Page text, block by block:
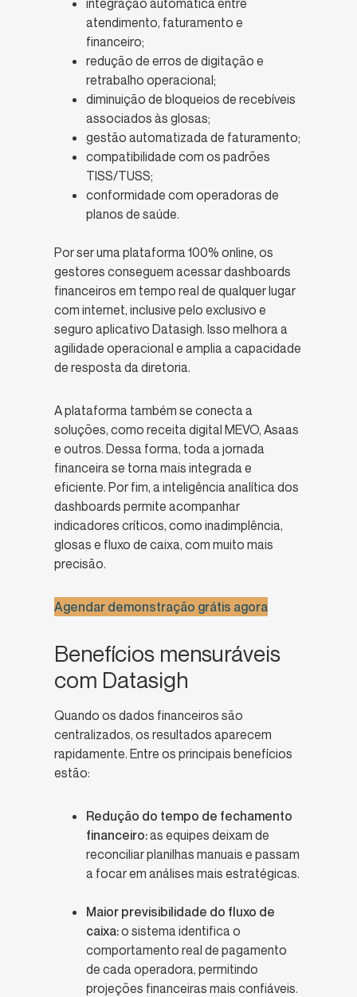
atendimento, faturamento e
financeiro;
redução de erros de digitação e
retrabalho operacional;
diminuição de bloqueios de recebíveis
associados às glosas;
gestão automatizada de faturamento;
compatibilidade com os padrões
TISS/TUSS;
conformidade com operadoras de
planos de saúde.
Por ser uma plataforma 100% online, os
gestores conseguem acessar dashboards
financeiros em tempo real de qualquer lugar
com internet, inclusive pelo exclusivo e
seguro aplicativo Datasigh. Isso melhora a
agilidade operacional e amplia a capacidade
de resposta da diretoria.
A plataforma também se conecta a
soluções, como receita digital MEVO, Asaas
e outros. Dessa forma, toda a jornada
financeira se torna mais integrada e
eficiente. Por fim, a inteligência analítica dos
dashboards permite acompanhar
indicadores críticos, como inadimplência,
glosas e fluxo de caixa, com muito mais
precisão.
Agendar demonstração grátis agora
Benefícios mensuráveis
com Datasigh
Quando os dados financeiros são
centralizados, os resultados aparecem
rapidamente. Entre os principais benefícios
estão:
Redução do tempo de fechamento
financeiro:as equipes deixam de
reconciliar planilhas manuais e passam
a focar em análises mais estratégicas.
Maior previsibilidade do fluxo de
caixa:o sistema identifica o
comportamento real de pagamento
de cada operadora, permitindo
projeções financeiras mais confiáveis.